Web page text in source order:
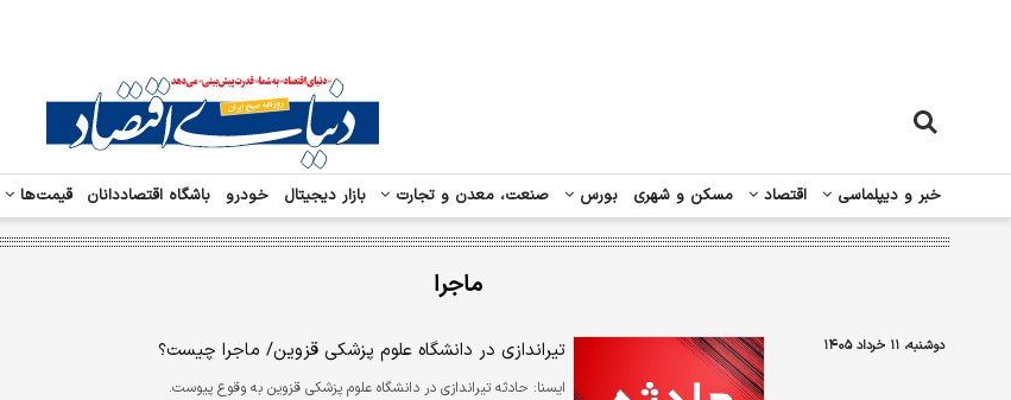
خبر و دیپلماسی اقتصاد مسکن و شهری بورس صنعت، معدن و تجارت بازار دیجیتال خودرو باشگاه اقتصاددانان قیمت‌ها
ماجرا
دوشنبه، ۱۱ خرداد ۱۴۰۵ تیراندازی در دانشگاه علوم پزشکی قزوین/ ماجرا چیست؟
ایسنا: حادثه تیراندازی در دانشگاه علوم پزشکی قزوین به وقوع پیوست.